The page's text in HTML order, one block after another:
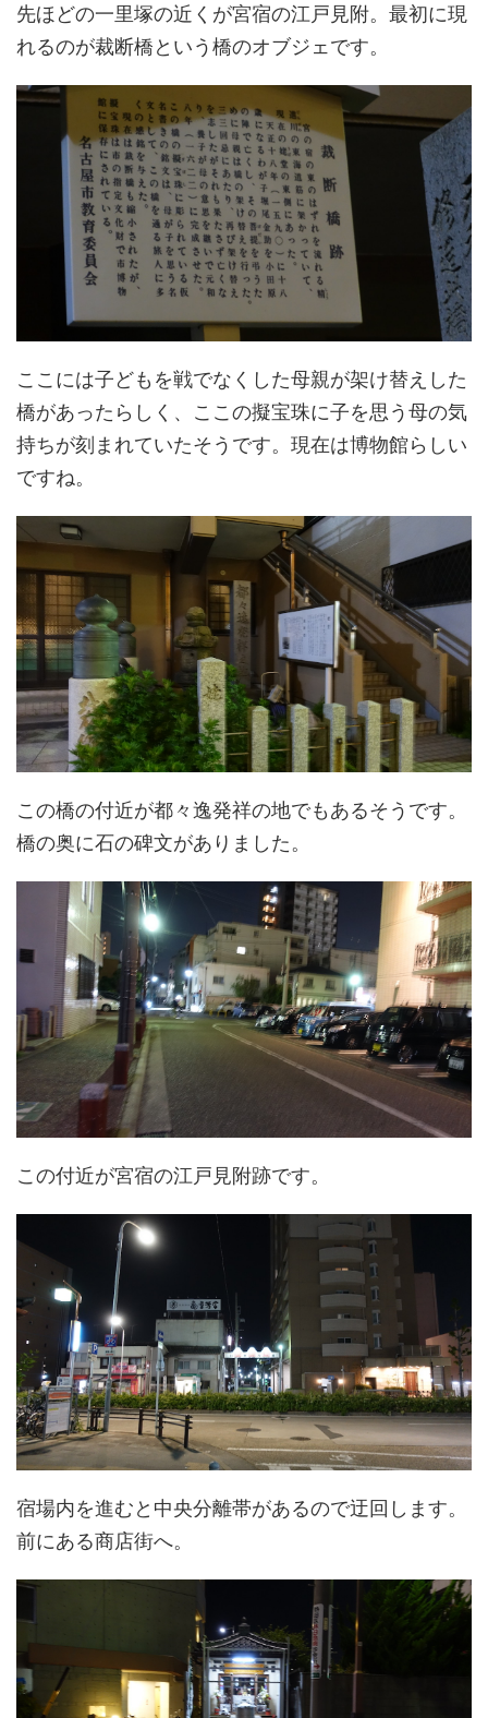
先ほどの一里塚の近くが宮宿の江戸見附。最初に現
れるのが裁断橋という橋のオブジェです。
ここには子どもを戦でなくした母親が架け替えした
橋があったらしく、ここの擬宝珠に子を思う母の気
持ちが刻まれていたそうです。現在は博物館らしい
ですね。
この橋の付近が都々逸発祥の地でもあるそうです。
橋の奥に石の碑文がありました。
この付近が宮宿の江戸見附跡です。
宿場内を進むと中央分離帯があるので迂回します。
前にある商店街へ。